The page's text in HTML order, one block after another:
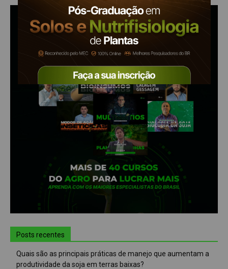
Posts recentes
Quais são as principais práticas de manejo que aumentam a
produtividade da soja em terras baixas?